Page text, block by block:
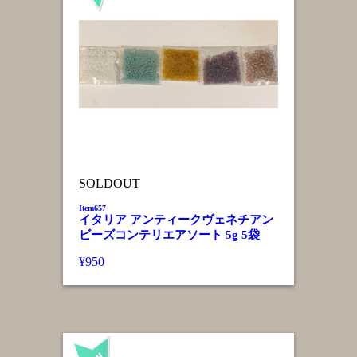
SOLDOUT
Item657
イタリア アンティークヴェネチアン
ビーズコンテリエアソート 5g 5袋
¥950